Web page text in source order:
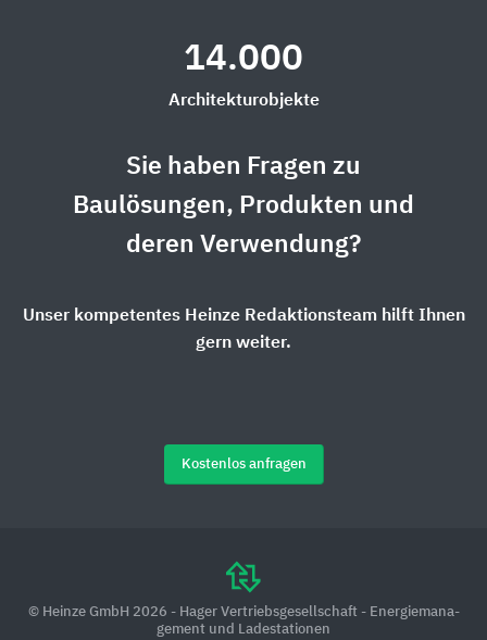
14.000
Architekturobjekte
Sie haben Fragen zu
Baulösungen, Produkten und
deren Verwendung?
Unser kompetentes Heinze Redaktionsteam hilft Ihnen
gern weiter.
Kostenlos anfragen
© Heinze GmbH 2026 - Hager Vertriebsgesellschaft - Ener­gie­ma­na­
ge­ment und La­de­sta­ti­o­nen